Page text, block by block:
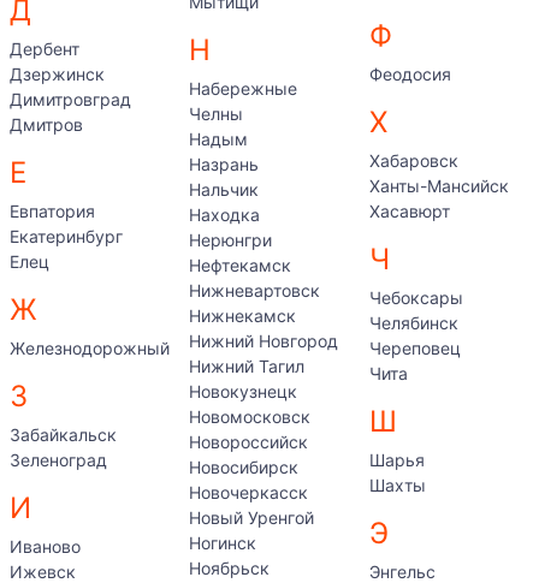
Д
Дербент
Дзержинск
Димитровград
Дмитров
Е
Евпатория
Екатеринбург
Елец
Ж
Железнодорожный
З
Забайкальск
Зеленоград
И
Иваново
Ижевск
Н
Набережные
Челны
Надым
Назрань
Нальчик
Находка
Нерюнгри
Нефтекамск
Нижневартовск
Нижнекамск
Нижний Новгород
Нижний Тагил
Новокузнецк
Новомосковск
Новороссийск
Новосибирск
Новочеркасск
Новый Уренгой
Ногинск
Ноябрьск
Ф
Феодосия
Х
Хабаровск
Ханты-Мансийск
Хасавюрт
Ч
Чебоксары
Челябинск
Череповец
Чита
Ш
Шарья
Шахты
Э
Энгельс